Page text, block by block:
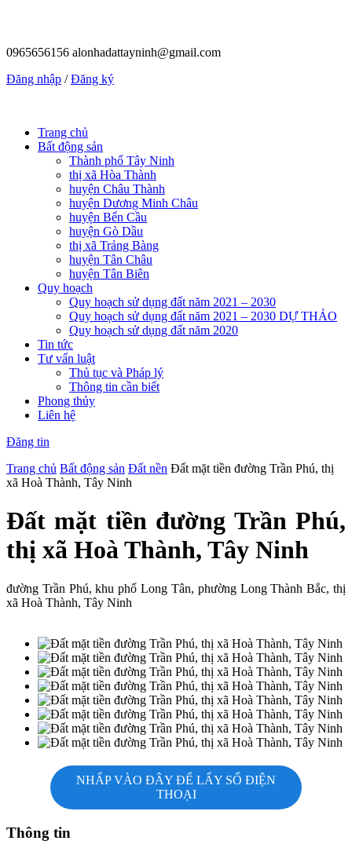
0965656156 alonhadattayninh@gmail.com
Đăng nhập /Đăng ký
Trang chủ
Bất động sản
Thành phố Tây Ninh
thị xã Hòa Thành
huyện Châu Thành
huyện Dương Minh Châu
huyện Bến Cầu
huyện Gò Dầu
thị xã Trảng Bàng
huyện Tân Châu
huyện Tân Biên
Quy hoạch
Quy hoạch sử dụng đất năm 2021 – 2030
Quy hoạch sử dụng đất năm 2021 – 2030 DỰ THẢO
Quy hoạch sử dụng đất năm 2020
Tin tức
Tư vấn luật
Thủ tục và Pháp lý
Thông tin cần biết
Phong thủy
Liên hệ
Đăng tin
Trang chủ Bất động sản Đất nền Đất mặt tiền đường Trần Phú, thị
xã Hoà Thành, Tây Ninh
Đất mặt tiền đường Trần Phú,
thị xã Hoà Thành, Tây Ninh
đường Trần Phú, khu phố Long Tân, phường Long Thành Bắc, thị
xã Hoà Thành, Tây Ninh
NHẤP VÀO ĐÂY ĐỂ LẤY SỐ ĐIỆN
THOẠI
Thông tin